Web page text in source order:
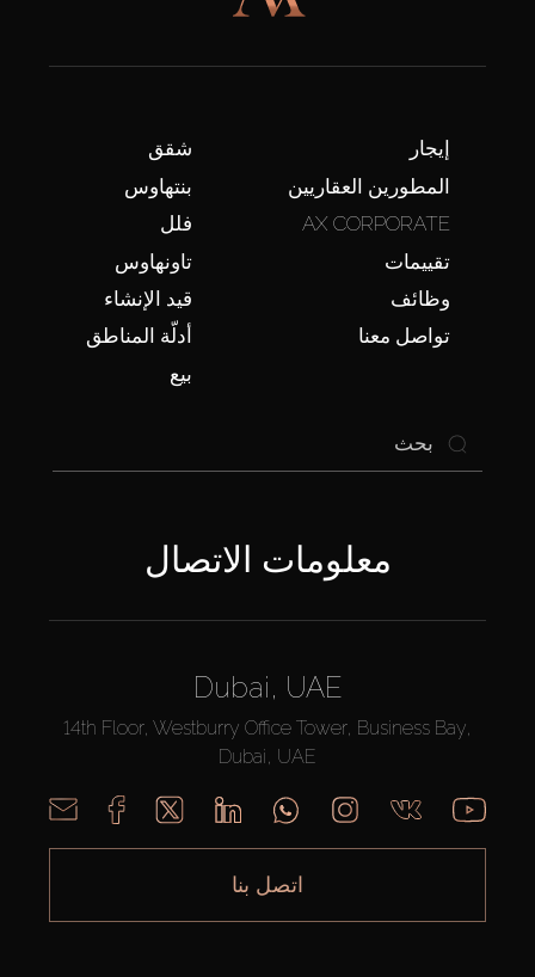
شقق
بنتهاوس
فلل
تاونهاوس
قيد الإنشاء
أدلّة المناطق
بيع
إيجار
المطورين العقاريين
AX CORPORATE
تقييمات
وظائف
تواصل معنا
معلومات الاتصال
Dubai, UAE
14th Floor, Westburry Office Tower, Business Bay,
Dubai, UAE
اتصل بنا